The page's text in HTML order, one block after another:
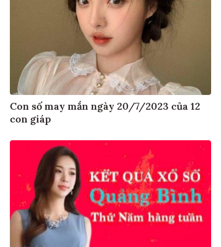
Con số may mắn ngày 20/7/2023 của 12
con giáp